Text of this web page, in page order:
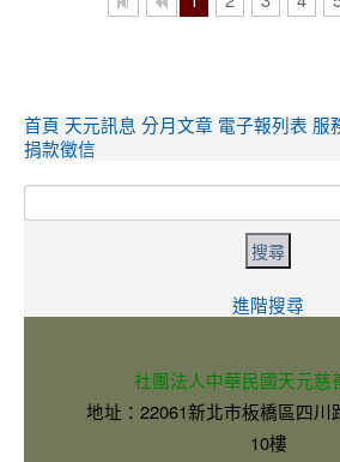
首頁 天元訊息 分月文章 電子報列表 服
捐款徵信
進階搜尋
社團法人中華民國天元慈
地址：22061新北市板橋區四川
10樓